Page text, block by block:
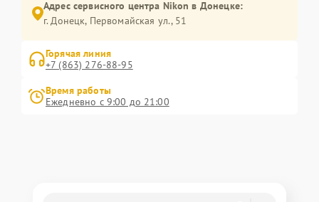
Адрес сервисного центра Nikon в Донецке:
г. Донецк, Первомайская ул., 51
Горячая линия
+7 (863) 276-88-95
Время работы
Ежедневно с 9:00 до 21:00